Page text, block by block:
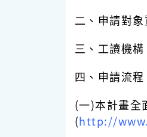
二、申請對
三、工讀機
四、申請流程
(一)本計畫全
(http://